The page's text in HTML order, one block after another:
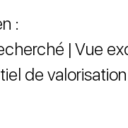
:
| Vue
de